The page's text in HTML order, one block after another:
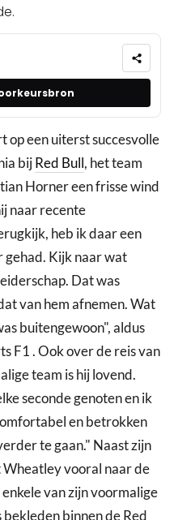
een uiterst succesvolle
bijRed Bull, het team
Horner een frisse wind
naar recente
heb ik daar een
gehad. Kijk naar wat
Dat was
van hem afnemen. Wat
buitengewoon", aldus
F1 . Ook over de reis van
team is hij lovend.
seconde genoten en ik
en betrokken
te gaan." Naast zijn
vooral naar de
van zijn voormalige
binnen de Red